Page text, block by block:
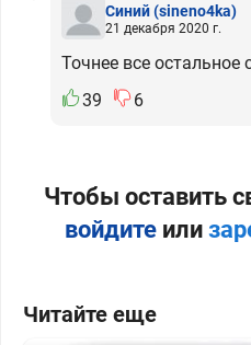
Синий(sineno4ka)
21 декабря 2020 г.
Точнее все
39
6
Чтобы оставить
войдитеили
Читайте еще